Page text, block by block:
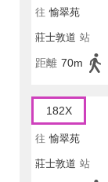
往 愉翠苑
莊士敦道 站
距離 70m
182X
往 愉翠苑
莊士敦道 站